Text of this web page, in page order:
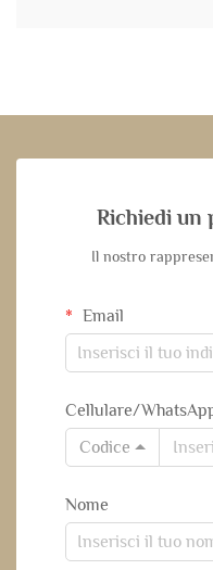
Richiedi un
Il nostro
Email
Cellulare/
Codice
Nome